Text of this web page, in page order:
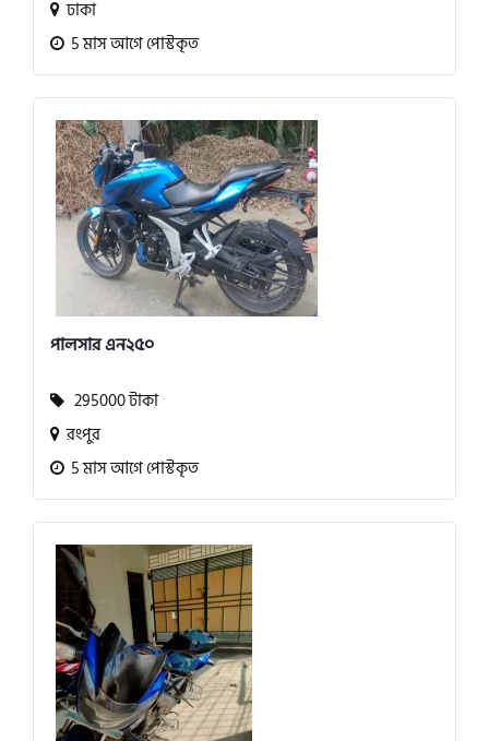
ঢাকা
5 মাস আগে পোস্টকৃত
পালসার এন২৫০
295000 টাকা
রংপুর
5 মাস আগে পোস্টকৃত